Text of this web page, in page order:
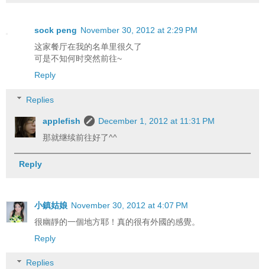
sock peng November 30, 2012 at 2:29 PM
这家餐厅在我的名单里很久了
可是不知何时突然前往~
Reply
Replies
applefish
December 1, 2012 at 11:31 PM
那就继续前往好了^^
Reply
小鎮姑娘 November 30, 2012 at 4:07 PM
很幽靜的一個地方耶！真的很有外國的感覺。
Reply
Replies